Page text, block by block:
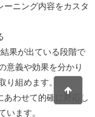
ニング内容をカスタ
果が出ている段階で
意義や効果を分かり
り組めます。
わせて的確に対応し
います。